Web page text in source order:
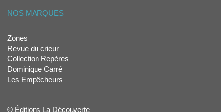
NOS MARQUES
Zones
Revue du crieur
Collection Repères
Dominique Carré
Les Empêcheurs
© Éditions La Découverte